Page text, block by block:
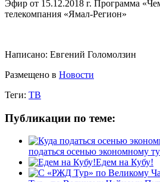
Эфир от 15.12.2018 г. Программа
телекомпания «Ямал-Регион»
Написано: Евгений Голомолзин
Размещено в Новости
Теги: ТВ
Публикации по теме:
податься осенью экономному
Едем на Кубу!